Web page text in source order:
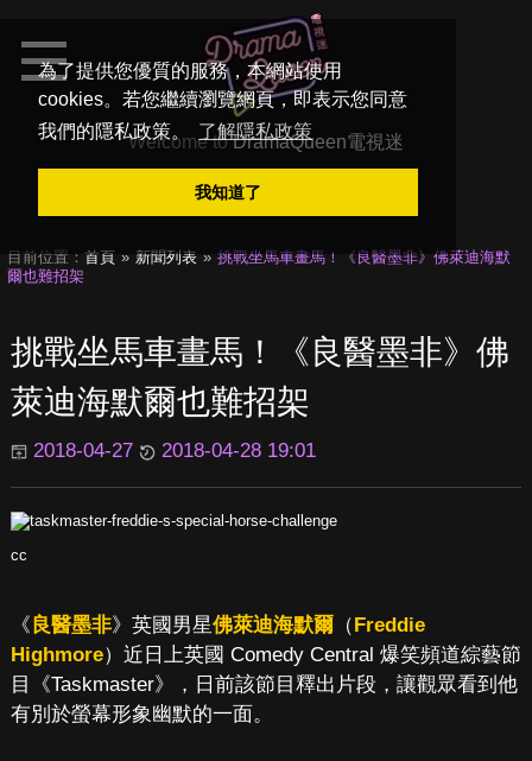
為了提供您優質的服務，本網站使用
cookies。若您繼續瀏覽網頁，即表示您同意
我們的隱私政策。
了解隱私政策
我知道了
Welcome toDramaQueen電視迷
目前位置： 首頁 新聞列表
挑戰坐馬車畫馬！《良醫墨非》佛萊迪海默
爾也難招架
挑戰坐馬車畫馬！《良醫墨非》佛
萊迪海默爾也難招架
2018-04-27 2018-04-28 19:01
cc
《 良醫墨非》英國男星佛萊迪海默爾（Freddie
Highmore）近日上英國 Comedy Central 爆笑頻道綜藝節
目《Taskmaster》，日前該節目釋出片段，讓觀眾看到他
有別於螢幕形象幽默的一面。